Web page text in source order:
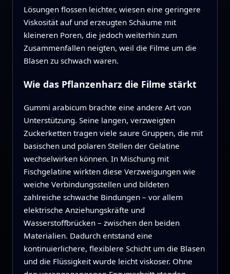
Lösungen flossen leichter, wiesen eine geringere
Viskosität auf und erzeugten Schäume mit
kleineren Poren, die jedoch weiterhin zum
Zusammenfallen neigten, weil die Filme um die
Blasen zu schwach waren.
Wie das Pflanzenharz die Filme stärkt
Gummi arabicum brachte eine andere Art von
Unterstützung. Seine langen, verzweigten
Zuckerketten tragen viele saure Gruppen, die mit
basischen und polaren Stellen der Gelatine
wechselwirken können. In Mischung mit
Fischgelatine wirkten diese Verzweigungen wie
weiche Verbindungsstellen und bildeten
zahlreiche schwache Bindungen – vor allem
elektrische Anziehungskräfte und
Wasserstoffbrücken – zwischen den beiden
Materialien. Dadurch entstand eine
kontinuierlichere, flexiblere Schicht um die Blasen
und die Flüssigkeit wurde leicht viskoser. Ohne